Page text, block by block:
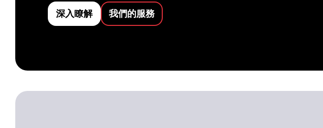
深入瞭解 我們的服務